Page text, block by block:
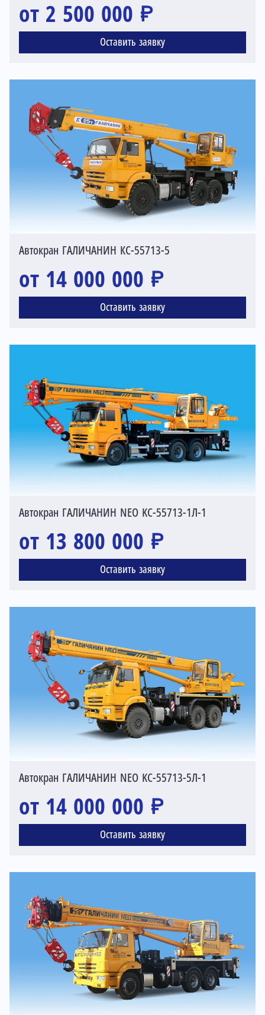
от 2 500 000 ₽
Оставить заявку
Автокран ГАЛИЧАНИН КС-55713-5
от 14 000 000 ₽
Оставить заявку
Автокран ГАЛИЧАНИН NEO KC-55713-1Л-1
от 13 800 000 ₽
Оставить заявку
Автокран ГАЛИЧАНИН NEO KC-55713-5Л-1
от 14 000 000 ₽
Оставить заявку